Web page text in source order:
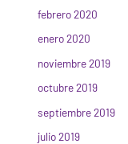
febrero 2020
enero 2020
noviembre 2019
octubre 2019
septiembre 2019
julio 2019